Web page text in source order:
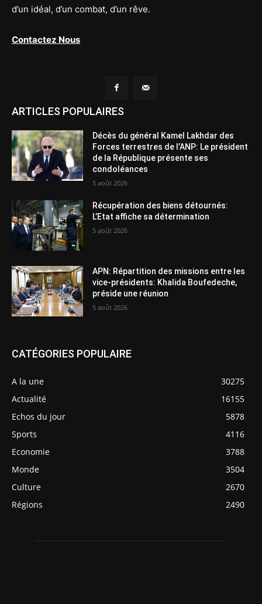
d’un idéal, d’un combat, d’un rêve.
Contactez Nous
ARTICLES POPULAIRES
Décès du général Kamel Lakhdar des
Forces terrestres de l’ANP: Le président
de la République présente ses
condoléances
5 août 2026
Récupération des biens détournés:
L’Etat affiche sa détermination
5 août 2026
APN: Répartition des missions entre les
vice-présidents: Khalida Boufedeche,
préside une réunion
5 août 2026
CATÉGORIES POPULAIRE
A la une
30275
Actualité
16155
Echos du jour
5878
Sports
4116
Economie
3788
Monde
3504
Culture
2670
Régions
2490